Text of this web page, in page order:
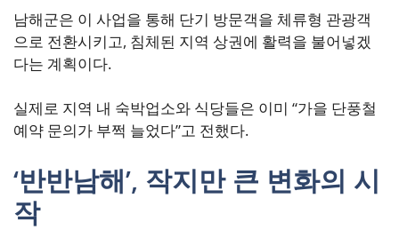
남해군은 이 사업을 통해 단기 방문객을 체류형 관광객
으로 전환시키고, 침체된 지역 상권에 활력을 불어넣겠
다는 계획이다.
실제로 지역 내 숙박업소와 식당들은 이미 “가을 단풍철
예약 문의가 부쩍 늘었다”고 전했다.
‘반반남해’, 작지만 큰 변화의 시
작